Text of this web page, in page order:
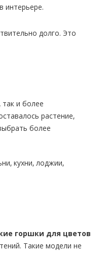
интерьере.
долго. Это
и более
растение,
более
кухни, лоджии,
горшки для цветов
Такие модели не